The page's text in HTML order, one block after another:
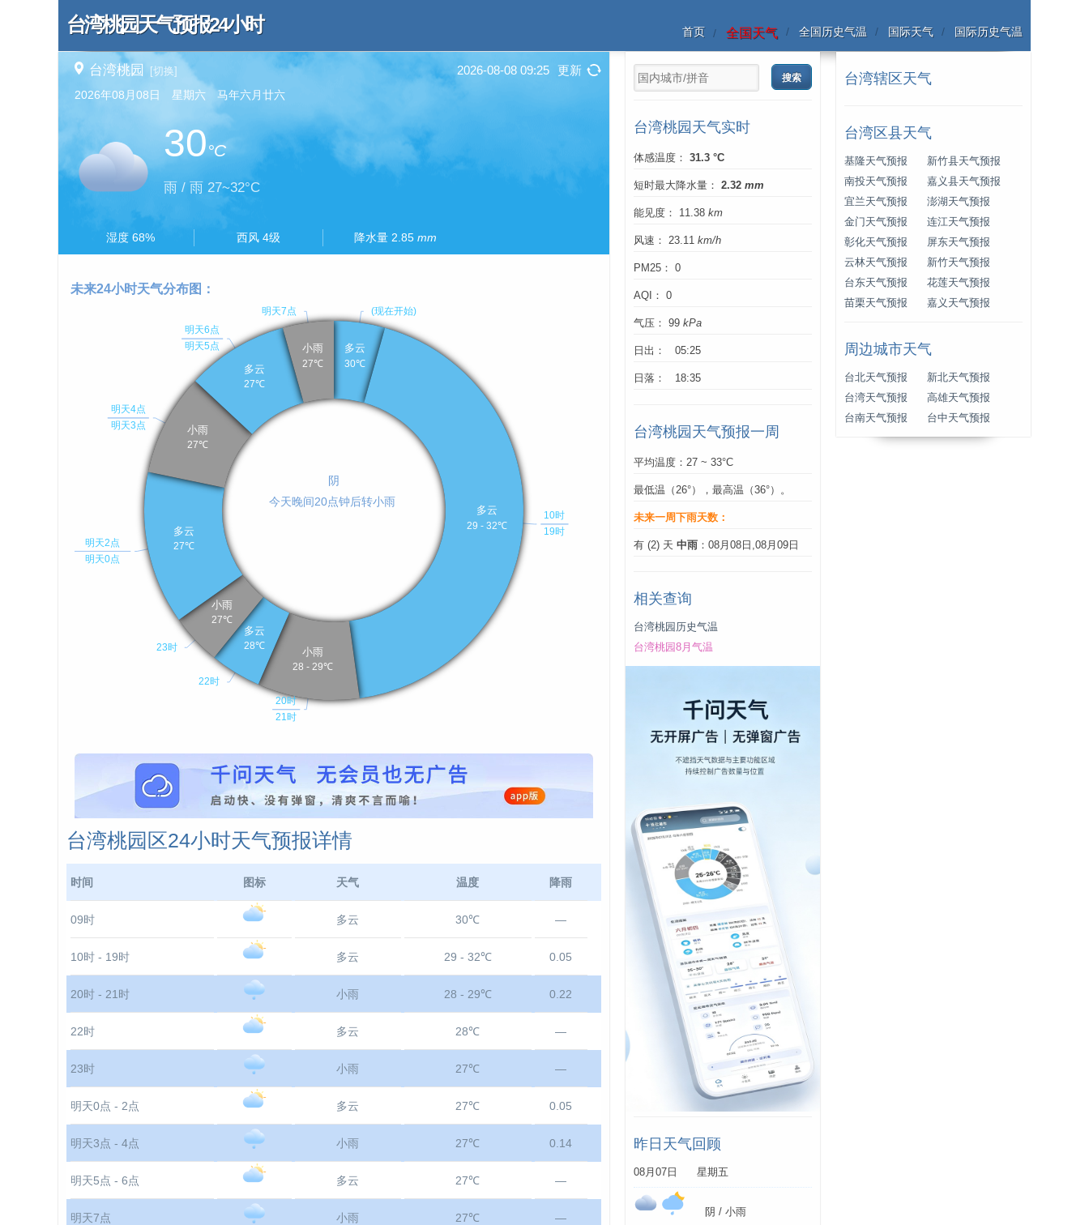
台湾桃园天气预报24小时 首页 全国天气 全国历史气温 国际天气 国际历史气温
台湾桃园 [切换] 2026-08-08 09:25 更新
2026年08月08日 星期六 马年六月廿六
30°C
雨 / 雨 27~32°C
湿度 68% 西风 4级 降水量 2.85 mm
台湾桃园区24小时天气预报详情
时间 图标 天气 温度 降雨
09时 多云 30℃ —
10时 - 19时 多云 29 - 32℃ 0.05
20时 - 21时 小雨 28 - 29℃ 0.22
22时 多云 28℃ —
23时 小雨 27℃ —
明天0点 - 2点 多云 27℃ 0.05
明天3点 - 4点 小雨 27℃ 0.14
明天5点 - 6点 多云 27℃ —
明天7点 小雨 27℃ —
台湾桃园天气实时
体感温度： 31.3 °C
短时最大降水量： 2.32 mm
能见度： 11.38 km
风速： 23.11 km/h
PM25： 0
AQI： 0
气压： 99 kPa
日出： 05:25
日落： 18:35
台湾桃园天气预报一周
平均温度：27 ~ 33°C
最低温（26°），最高温（36°）。
未来一周下雨天数：
有 (2) 天 中雨 ：08月08日,08月09日
相关查询
台湾桃园历史气温
台湾桃园8月气温
昨日天气回顾
08月07日 星期五
阴 / 小雨
台湾辖区天气
台湾区县天气
基隆天气预报
新竹县天气预报
南投天气预报
嘉义县天气预报
宜兰天气预报
澎湖天气预报
金门天气预报
连江天气预报
彰化天气预报
屏东天气预报
云林天气预报
新竹天气预报
台东天气预报
花莲天气预报
苗栗天气预报
嘉义天气预报
周边城市天气
台北天气预报
新北天气预报
台湾天气预报
高雄天气预报
台南天气预报
台中天气预报